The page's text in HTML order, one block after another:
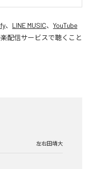
、 LINE MUSIC、 YouTube
配信サービスで聴くこと
左右田靖大